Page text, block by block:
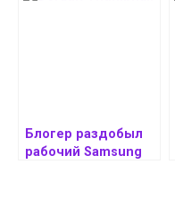
Блогер раздобыл
рабочий Samsung